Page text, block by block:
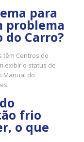
para
problema
do Carro?
têm Centros de
exibir o status de
Manual do
frio
o que